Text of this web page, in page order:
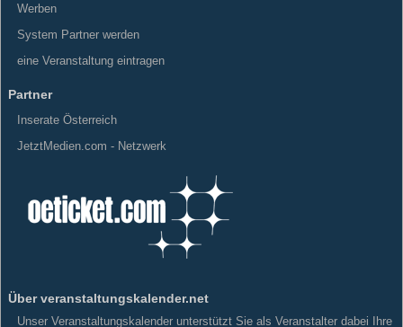
Werben
System Partner werden
eine Veranstaltung eintragen
Partner
Inserate Österreich
JetztMedien.com - Netzwerk
Über veranstaltungskalender.net
Unser Veranstaltungskalender unterstützt Sie als Veranstalter dabei Ihre